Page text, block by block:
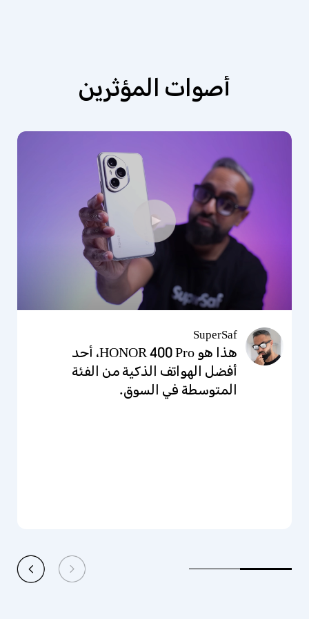
أصوات المؤثرين
SuperSaf
هذا هو HONOR 400 Pro، أحد
أفضل الهواتف الذكية من الفئة
المتوسطة في السوق.
The Tech Chap
ستكون سلسلة HONOR 400 أفضل
هواتف الفئة المتوسطة لعام 2025.